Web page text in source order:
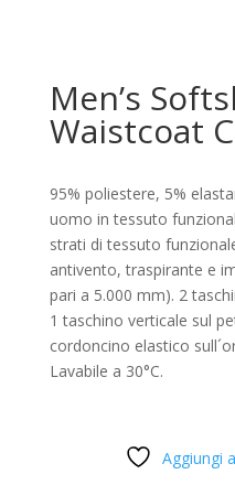
Men’s
Waistcoat
95% poliestere, 5%
uomo in tessuto
strati di tessuto
antivento, traspirante e
pari a 5.000 mm). 2
1 taschino verticale sul
cordoncino elastico
Lavabile a 30°C.
Aggiungi